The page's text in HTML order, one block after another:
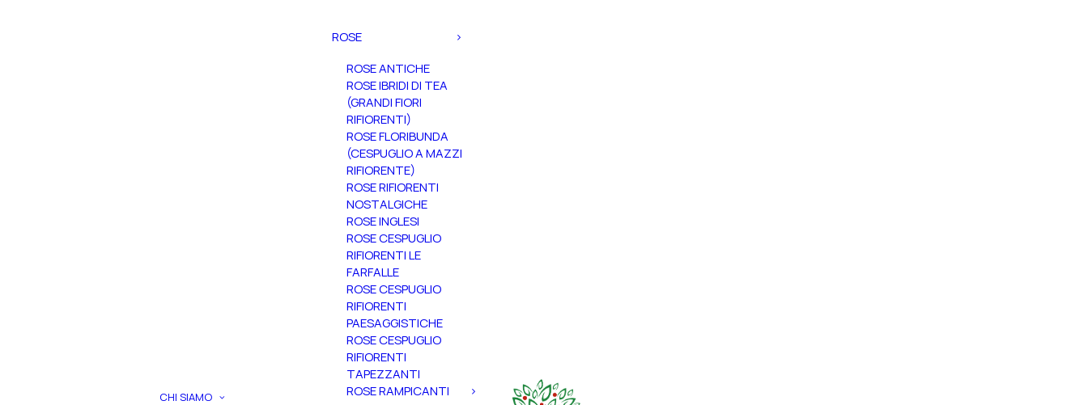
CHI SIAMO
ROSE
ROSE ANTICHE
ROSE IBRIDI DI TEA
(GRANDI FIORI
RIFIORENTI)
ROSE FLORIBUNDA
(CESPUGLIO A MAZZI
RIFIORENTE)
ROSE RIFIORENTI
NOSTALGICHE
ROSE INGLESI
ROSE CESPUGLIO
RIFIORENTI LE
FARFALLE
ROSE CESPUGLIO
RIFIORENTI
PAESAGGISTICHE
ROSE CESPUGLIO
RIFIORENTI
TAPEZZANTI
ROSE RAMPICANTI